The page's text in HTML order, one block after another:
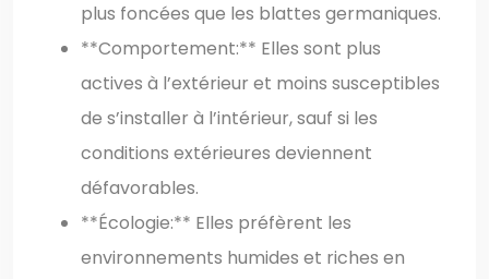
plus foncées que les blattes germaniques.
**Comportement:** Elles sont plus
actives à l’extérieur et moins susceptibles
de s’installer à l’intérieur, sauf si les
conditions extérieures deviennent
défavorables.
**Écologie:** Elles préfèrent les
environnements humides et riches en